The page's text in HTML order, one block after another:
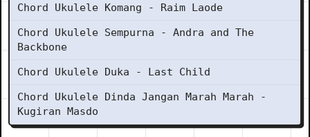
Chord Ukulele Komang - Raim Laode
Chord Ukulele Sempurna - Andra and The
Backbone
Chord Ukulele Duka - Last Child
Chord Ukulele Dinda Jangan Marah Marah -
Kugiran Masdo